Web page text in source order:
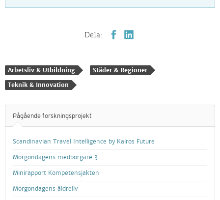
Dela:
Arbetsliv & Utbildning
Städer & Regioner
Teknik & Innovation
Pågående forskningsprojekt
Scandinavian Travel Intelligence by Kairos Future
Morgondagens medborgare 3
Minirapport Kompetensjakten
Morgondagens äldreliv